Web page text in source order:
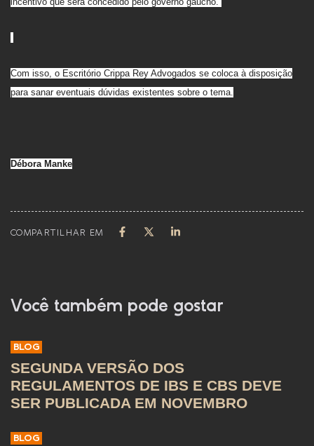
Com isso, o Escritório Crippa Rey Advogados se coloca à disposição
para sanar eventuais dúvidas existentes sobre o tema.
Débora Manke
COMPARTILHAR EM
Você também pode gostar
BLOG
SEGUNDA VERSÃO DOS
REGULAMENTOS DE IBS E CBS DEVE
SER PUBLICADA EM NOVEMBRO
BLOG